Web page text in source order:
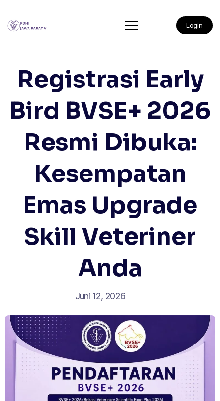
Login
Registrasi Early
Bird BVSE+ 2026
Resmi Dibuka:
Kesempatan
Emas Upgrade
Skill Veteriner
Anda
Juni 12, 2026